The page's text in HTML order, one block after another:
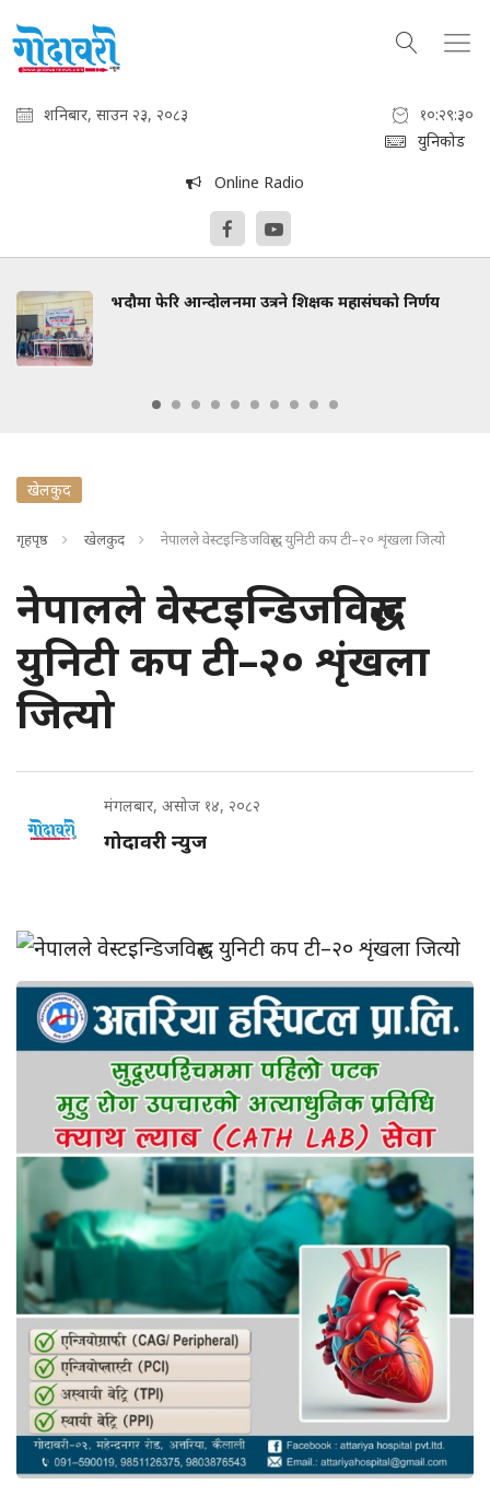
शनिबार, साउन २३, २०८३
१०:२९:३१
युनिकोड
Online Radio
भदौमा फेरि आन्दोलनमा उत्रने शिक्षक महासंघको निर्णय
खेलकुद
गृहपृष्ठ खेलकुद नेपालले वेस्टइन्डिजविरुद्ध युनिटी कप टी–२० शृंखला जित्यो
नेपालले वेस्टइन्डिजविरुद्ध
युनिटी कप टी–२० शृंखला
जित्यो
मंगलबार, असोज १४, २०८२
गोदावरी न्युज